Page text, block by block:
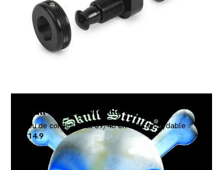
Skull nickel Antirouille 09/46
Jeu de cordes Skull 09/46 en acier inoxydable
€14.9